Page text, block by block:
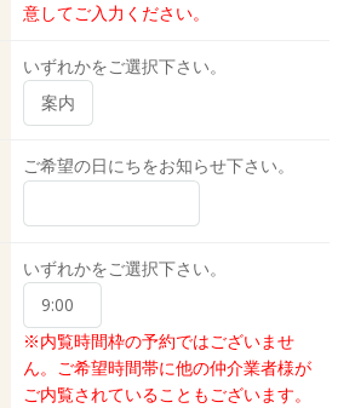
意してご入力ください。
いずれかをご選択下さい。
ご希望の日にちをお知らせ下さい。
いずれかをご選択下さい。
※内覧時間枠の予約ではございませ
ん。ご希望時間帯に他の仲介業者様が
ご内覧されていることもございます。